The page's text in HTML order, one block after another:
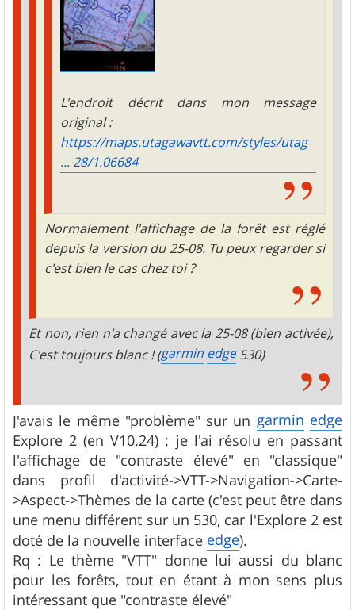
L'endroit décrit dans mon message
original :
https://maps.utagawavtt.com/styles/utag
... 28/1.06684
Normalement l'affichage de la forêt est réglé
depuis la version du 25-08. Tu peux regarder si
c'est bien le cas chez toi ?
Et non, rien n'a changé avec la 25-08 (bien activée),
C'est toujours blanc ! (garmin edge 530)
J'avais le même "problème" sur un garmin edge
Explore 2 (en V10.24) : je l'ai résolu en passant
l'affichage de "contraste élevé" en "classique"
dans profil d'activité->VTT->Navigation->Carte-
>Aspect->Thèmes de la carte (c'est peut être dans
une menu différent sur un 530, car l'Explore 2 est
doté de la nouvelle interface edge).
Rq : Le thème "VTT" donne lui aussi du blanc
pour les forêts, tout en étant à mon sens plus
intéressant que "contraste élevé"